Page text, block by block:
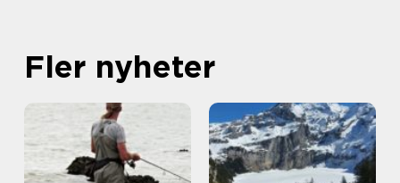
Fler nyheter